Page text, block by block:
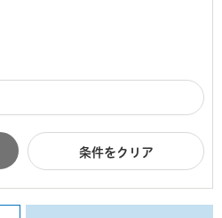
条件をクリア